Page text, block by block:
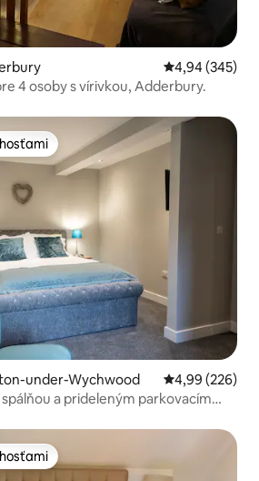
Priemerné
4,94 (345)
4 osoby s vírivkou, Adderbury.
hosťami
under-Wychwood Priemerné
4,99 (226)
a prideleným parkovacím
hosťami